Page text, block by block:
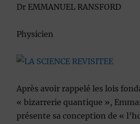
Dr EMMANUEL RANSFORD
Physicien
Après avoir rappelé les lois
« bizarrerie quantique »,
présente sa conception de «